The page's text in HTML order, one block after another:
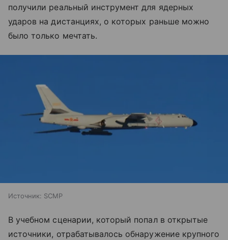
получили реальный инструмент для ядерных
ударов на дистанциях, о которых раньше можно
было только мечтать.
Источник: SCMP
В учебном сценарии, который попал в открытые
источники, отрабатывалось обнаружение крупного